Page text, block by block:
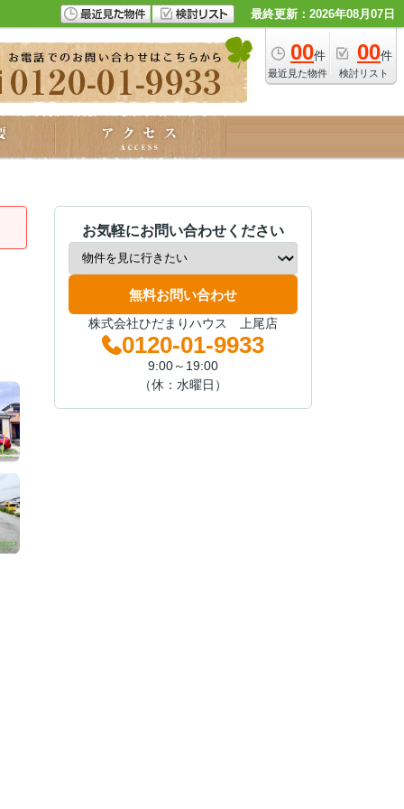
最終更新：2026年08月07日
00件
最近見た物件
00件
検討リスト
お気軽にお問い合わせください
無料お問い合わせ
株式会社ひだまりハウス 上尾店
0120-01-9933
9:00～19:00
（休：水曜日）